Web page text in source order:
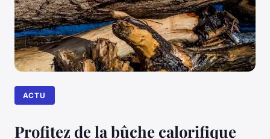
ACTU
Profitez de la bûche calorifique